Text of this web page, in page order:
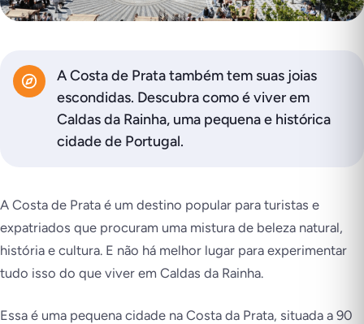
A Costa de Prata também tem suas joias
escondidas. Descubra como é viver em
Caldas da Rainha, uma pequena e histórica
cidade de Portugal.
A Costa de Prata é um destino popular para turistas e
expatriados que procuram uma mistura de beleza natural,
história e cultura. E não há melhor lugar para experimentar
tudo isso do que viver em Caldas da Rainha.
Essa é uma pequena cidade na Costa da Prata, situada a 90